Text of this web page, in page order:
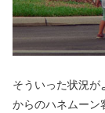
そういった状況が
からのハネムーン